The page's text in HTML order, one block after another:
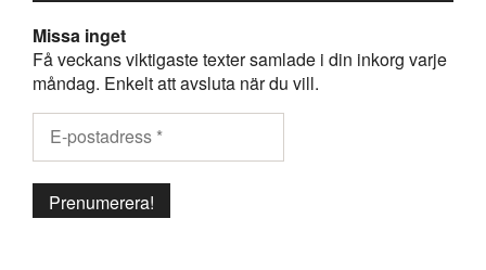
Missa inget
Få veckans viktigaste texter samlade i din inkorg varje
måndag. Enkelt att avsluta när du vill.